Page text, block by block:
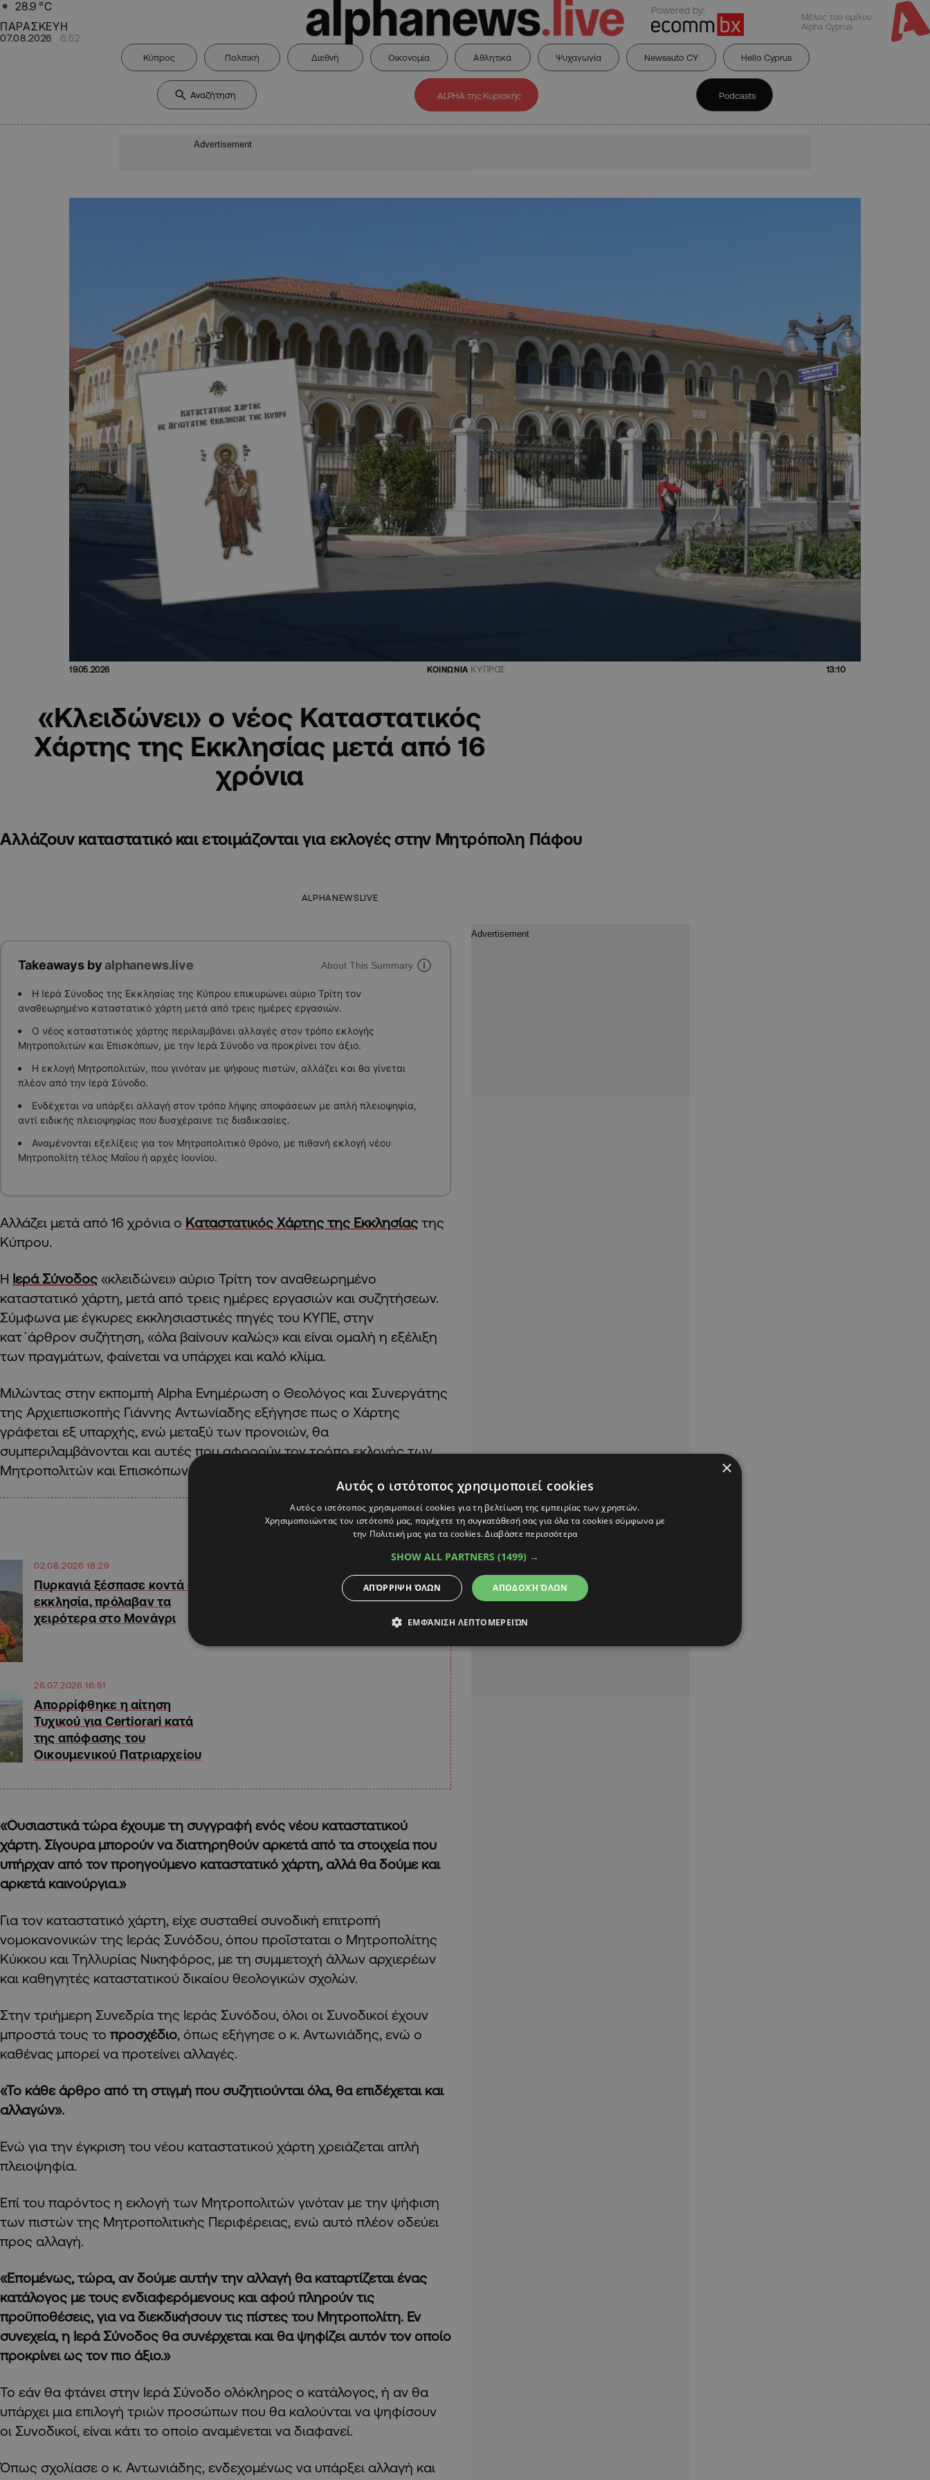
28.9 °C
ΠΑΡΑΣΚΕΥΗ
07.08.2026 6:52
Powered by:
Μέλος του ομίλου
Alpha Cyprus
Κύπρος Πολιτική Διεθνή Οικονομία Αθλητικά Ψυχαγωγία Newsauto CY Hello Cyprus
ALPHA της Κυριακής Podcasts
Advertisement
19.05.2026 ΚΟΙΝΩΝΙΑ ΚΥΠΡΟΣ 13:10
«Κλειδώνει» ο νέος Καταστατικός
Χάρτης της Εκκλησίας μετά από 16
χρόνια
Αλλάζουν καταστατικό και ετοιμάζονται για εκλογές στην Μητρόπολη Πάφου
ALPHANEWSLIVE
Takeaways byalphanews.live About This Summary
Η Ιερά Σύνοδος της Εκκλησίας της Κύπρου επικυρώνει αύριο Τρίτη τον
αναθεωρημένο καταστατικό χάρτη μετά από τρεις ημέρες εργασιών.
Ο νέος καταστατικός χάρτης περιλαμβάνει αλλαγές στον τρόπο εκλογής
Μητροπολιτών και Επισκόπων, με την Ιερά Σύνοδο να προκρίνει τον άξιο.
Η εκλογή Μητροπολιτών, που γινόταν με ψήφους πιστών, αλλάζει και θα γίνεται
πλέον από την Ιερά Σύνοδο.
Ενδέχεται να υπάρξει αλλαγή στον τρόπο λήψης αποφάσεων με απλή πλειοψηφία,
αντί ειδικής πλειοψηφίας που δυσχέραινε τις διαδικασίες.
Αναμένονται εξελίξεις για τον Μητροπολιτικό Θρόνο, με πιθανή εκλογή νέου
Μητροπολίτη τέλος Μαΐου ή αρχές Ιουνίου.
Αλλάζει μετά από 16 χρόνια ο Καταστατικός Χάρτης της Εκκλησίας της
Κύπρου.
Η Ιερά Σύνοδος «κλειδώνει» αύριο Τρίτη τον αναθεωρημένο
καταστατικό χάρτη, μετά από τρεις ημέρες εργασιών και συζητήσεων.
Σύμφωνα με έγκυρες εκκλησιαστικές πηγές του ΚΥΠΕ, στην
κατ΄άρθρον συζήτηση, «όλα βαίνουν καλώς» και είναι ομαλή η εξέλιξη
των πραγμάτων, φαίνεται να υπάρχει και καλό κλίμα.
Μιλώντας στην εκπομπή Alpha Ενημέρωση ο Θεολόγος και Συνεργάτης
της Αρχιεπισκοπής Γιάννης Αντωνίαδης εξήγησε πως ο Χάρτης
γράφεται εξ υπαρχής, ενώ μεταξύ των προνοιών, θα
συμπεριλαμβάνονται και αυτές που αφορούν τον τρόπο εκλογής των
Μητροπολιτών και Επισκόπων.
02.08.2026 18:29
Πυρκαγιά ξέσπασε κοντά σε
εκκλησία, πρόλαβαν τα
χειρότερα στο Μονάγρι
26.07.2026 16:51
Απορρίφθηκε η αίτηση
Τυχικού για Certiorari κατά
της απόφασης του
Οικουμενικού Πατριαρχείου
«Ουσιαστικά τώρα έχουμε τη συγγραφή ενός νέου καταστατικού
χάρτη. Σίγουρα μπορούν να διατηρηθούν αρκετά από τα στοιχεία που
υπήρχαν από τον προηγούμενο καταστατικό χάρτη, αλλά θα δούμε και
αρκετά καινούργια.»
Για τον καταστατικό χάρτη, είχε συσταθεί συνοδική επιτροπή
νομοκανονικών της Ιεράς Συνόδου, όπου προΐσταται ο Μητροπολίτης
Κύκκου και Τηλλυρίας Νικηφόρος, με τη συμμετοχή άλλων αρχιερέων
και καθηγητές καταστατικού δικαίου θεολογικών σχολών.
Στην τριήμερη Συνεδρία της Ιεράς Συνόδου, όλοι οι Συνοδικοί έχουν
μπροστά τους το προσχέδιο , όπως εξήγησε ο κ. Αντωνιάδης, ενώ ο
καθένας μπορεί να προτείνει αλλαγές.
«Το κάθε άρθρο από τη στιγμή που συζητιούνται όλα, θα επιδέχεται και
αλλαγών».
Ενώ για την έγκριση του νέου καταστατικού χάρτη χρειάζεται απλή
πλειοψηφία.
Επί του παρόντος η εκλογή των Μητροπολιτών γινόταν με την ψήφιση
των πιστών της Μητροπολιτικής Περιφέρειας, ενώ αυτό πλέον οδεύει
προς αλλαγή.
«Επομένως, τώρα, αν δούμε αυτήν την αλλαγή θα καταρτίζεται ένας
κατάλογος με τους ενδιαφερόμενους και αφού πληρούν τις
προϋποθέσεις, για να διεκδικήσουν τις πίστες του Μητροπολίτη. Εν
συνεχεία, η Ιερά Σύνοδος θα συνέρχεται και θα ψηφίζει αυτόν τον οποίο
προκρίνει ως τον πιο άξιο.»
Το εάν θα φτάνει στην Ιερά Σύνοδο ολόκληρος ο κατάλογος, ή αν θα
υπάρχει μια επιλογή τριών προσώπων που θα καλούνται να ψηφίσουν
οι Συνοδικοί, είναι κάτι το οποίο αναμένεται να διαφανεί.
Όπως σχολίασε ο κ. Αντωνιάδης, ενδεχομένως να υπάρξει αλλαγή και
×
Αυτός ο ιστότοπος χρησιμοποιεί cookies
Αυτός ο ιστότοπος χρησιμοποιεί cookies για τη βελτίωση της εμπειρίας των χρηστών.
Χρησιμοποιώντας τον ιστότοπό μας, παρέχετε τη συγκατάθεσή σας για όλα τα cookies σύμφωνα με
την Πολιτική μας για τα cookies.Διαβάστε περισσότερα
SHOW ALL PARTNERS (1499) →
ΑΠΟΔΟΧΉ ΌΛΩΝ
ΑΠΌΡΡΙΨΗ ΌΛΩΝ
ΕΜΦΆΝΙΣΗ ΛΕΠΤΟΜΕΡΕΙΏΝ